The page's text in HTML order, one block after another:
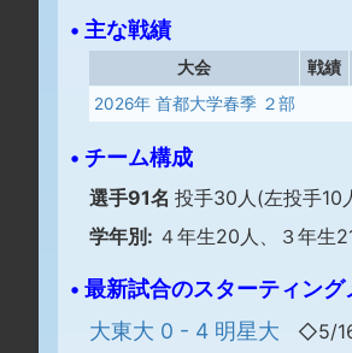
• 主な戦績
大会 戦績
2026年 首都大学春季 ２部
• チーム構成
選手91名 投手30人(左投手10
学年別: ４年生20人、３年生
• 最新試合のスターティング
大東大 0 - 4 明星大
◇5/